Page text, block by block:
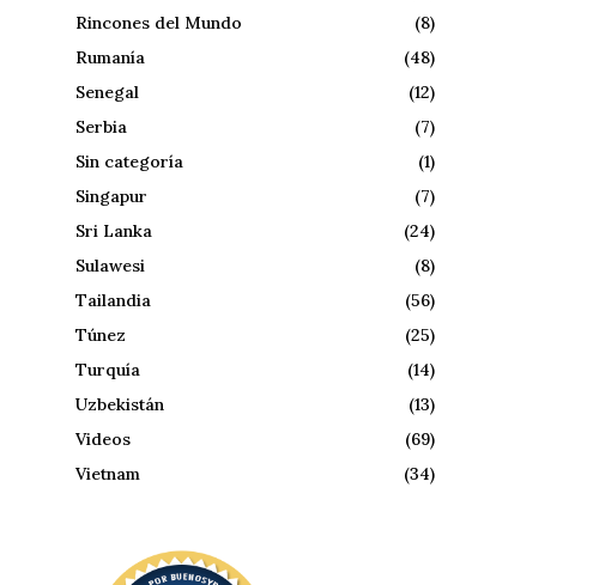
Rincones del Mundo
(8)
Rumanía
(48)
Senegal
(12)
Serbia
(7)
Sin categoría
(1)
Singapur
(7)
Sri Lanka
(24)
Sulawesi
(8)
Tailandia
(56)
Túnez
(25)
Turquía
(14)
Uzbekistán
(13)
Videos
(69)
Vietnam
(34)